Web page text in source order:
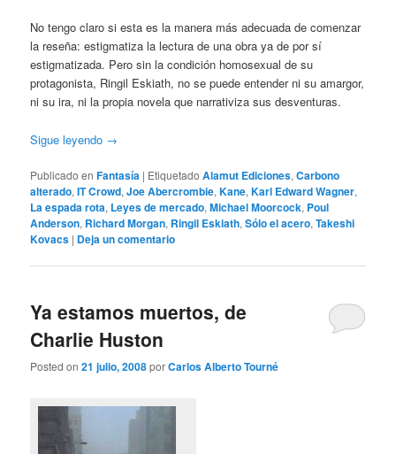
No tengo claro si esta es la manera más adecuada de comenzar
la reseña: estigmatiza la lectura de una obra ya de por sí
estigmatizada. Pero sin la condición homosexual de su
protagonista, Ringil Eskiath, no se puede entender ni su amargor,
ni su ira, ni la propia novela que narrativiza sus desventuras.
Sigue leyendo →
Publicado en Fantasía | Etiquetado Alamut Ediciones,Carbono
alterado,IT Crowd,Joe Abercrombie,Kane,Karl Edward Wagner,
La espada rota, Leyes de mercado,Michael Moorcock, Poul
Anderson, Richard Morgan, Ringil Eskiath,Sólo el acero,Takeshi
Kovacs | Deja un comentario
Ya estamos muertos, de
Charlie Huston
Posted on21 julio, 2008porCarlos Alberto Tourné